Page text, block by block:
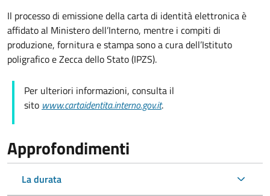
Il processo di emissione della carta di identità elettronica è
affidato al Ministero dell’Interno, mentre i compiti di
produzione, fornitura e stampa sono a cura dell’Istituto
poligrafico e Zecca dello Stato (IPZS).
Per ulteriori informazioni, consulta il
sito www.cartaidentita.interno.gov.it.
Approfondimenti
La durata